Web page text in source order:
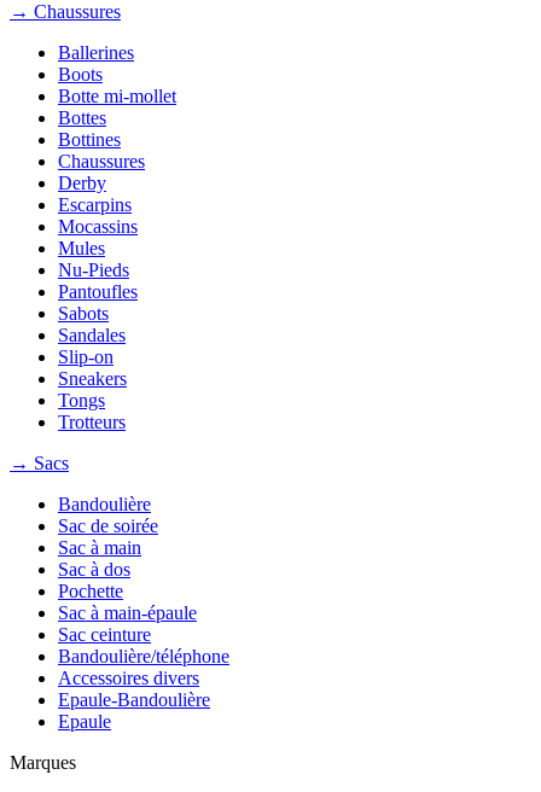
→ Chaussures
Ballerines
Boots
Botte mi-mollet
Bottes
Bottines
Chaussures
Derby
Escarpins
Mocassins
Mules
Nu-Pieds
Pantoufles
Sabots
Sandales
Slip-on
Sneakers
Tongs
Trotteurs
→ Sacs
Bandoulière
Sac de soirée
Sac à main
Sac à dos
Pochette
Sac à main-épaule
Sac ceinture
Bandoulière/téléphone
Accessoires divers
Epaule-Bandoulière
Epaule
Marques